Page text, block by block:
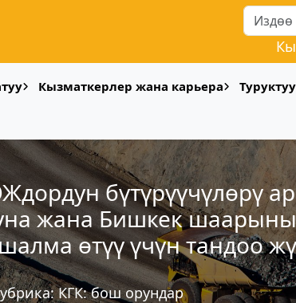
Кызматкерлер жана карьера
бүтүрүүчүлөрү
жана Бишкек
өтүү үчүн тандоо
КГК: бош орундар